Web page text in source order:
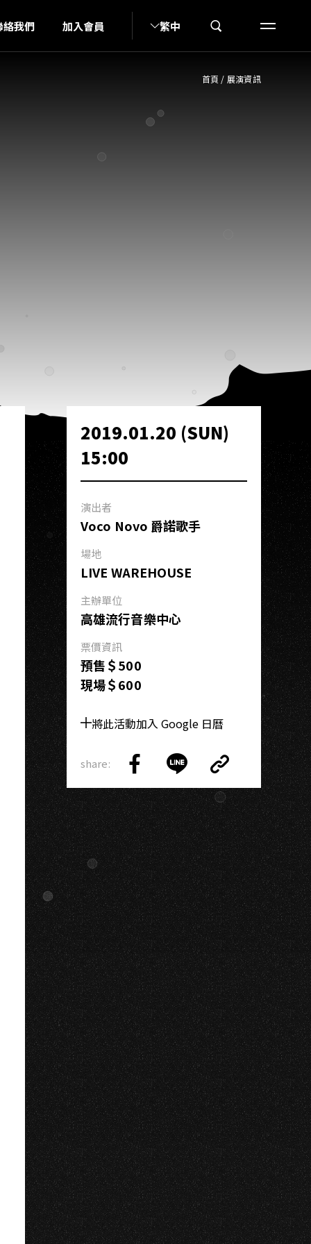
絡我們 加入會員 繁中
首頁 / 展演資訊
2019.01.20 (SUN)
15:00
演出者
Voco Novo 爵諾歌手
場地
LIVE WAREHOUSE
主辦單位
高雄流行音樂中心
票價資訊
預售＄500
現場＄600
將此活動加入 Google 日曆
share:
on
Facebook
on
LINE
Link
Copy
Link